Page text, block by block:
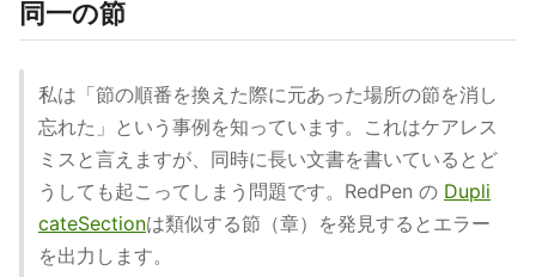
同一の節
私は「節の順番を換えた際に元あった場所の節を消し
忘れた」という事例を知っています。これはケアレス
ミスと言えますが、同時に長い文書を書いているとど
うしても起こってしまう問題です。RedPen の Dupli
cateSectionは類似する節（章）を発見するとエラー
を出力します。